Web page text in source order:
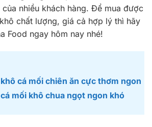
nhiều khách hàng. Để mua được
chất lượng, giá cả hợp lý thì hãy
Food ngay hôm nay nhé!
cá mối chiên ăn cực thơm ngon
mối khô chua ngọt ngon khó